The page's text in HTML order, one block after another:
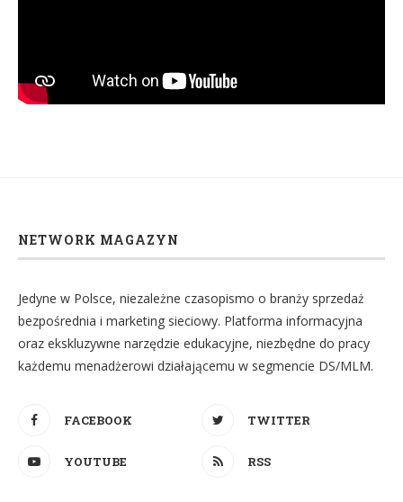
NETWORK MAGAZYN
Jedyne w Polsce, niezależne czasopismo o branży sprzedaż
bezpośrednia i marketing sieciowy. Platforma informacyjna
oraz ekskluzywne narzędzie edukacyjne, niezbędne do pracy
każdemu menadżerowi działającemu w segmencie DS/MLM.
FACEBOOK TWITTER
YOUTUBE RSS